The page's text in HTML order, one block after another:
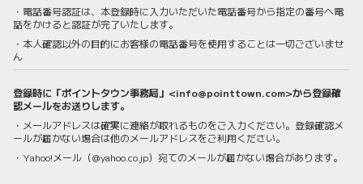
・電話番号認証は、本登録時に入力いただいた電話番号から指定の番号へ電
話をかけると認証が完了いたします。
・本人確認以外の目的にお客様の電話番号を使用することは一切ございませ
ん
登録時に「ポイントタウン事務局」<info@pointtown.com>から登録確
認メールをお送りします。
・メールアドレスは確実に連絡が取れるものをご入力ください。登録確認メ
ールが届かない場合は他のメールアドレスをご利用ください。
・Yahoo!メール（@yahoo.co.jp）宛てのメールが届かない場合があります。